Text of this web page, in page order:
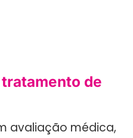
de
avaliação médica,